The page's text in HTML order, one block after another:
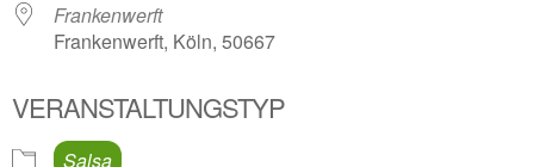
Frankenwerft
Frankenwerft, Köln, 50667
VERANSTALTUNGSTYP
Salsa